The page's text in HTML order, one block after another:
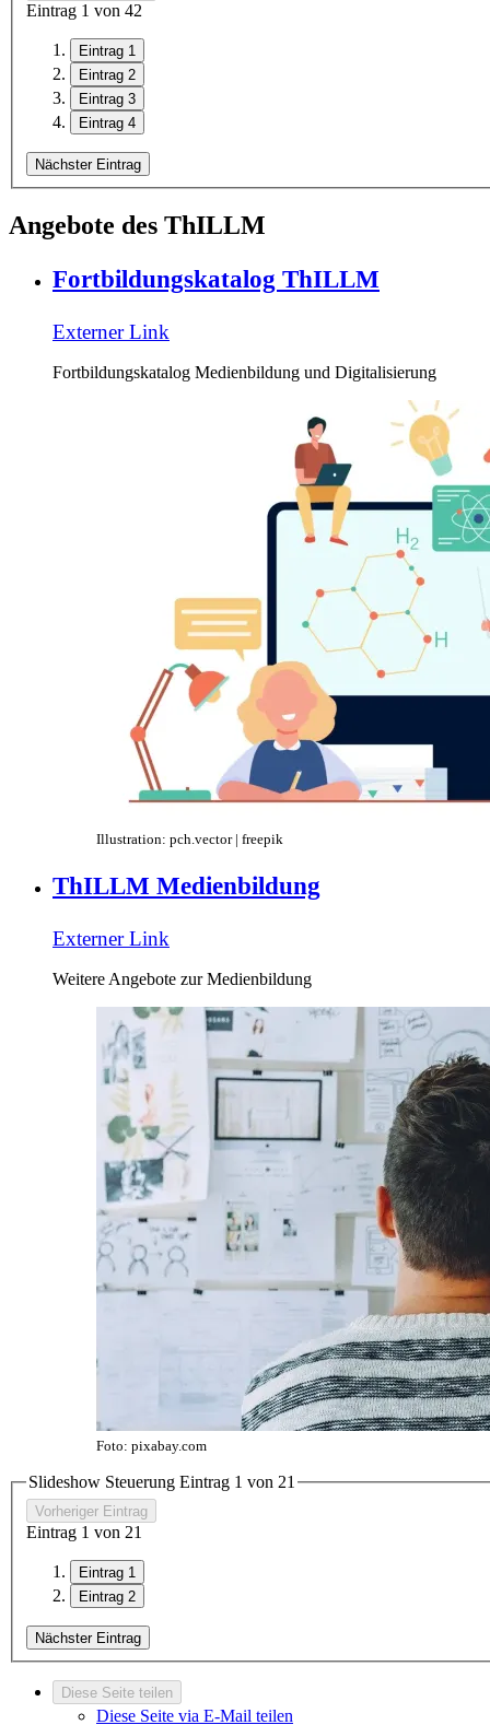
Eintrag 1 von 42
Eintrag 1
Eintrag 2
Eintrag 3
Eintrag 4
Nächster Eintrag
Angebote des ThILLM
Fortbildungskatalog ThILLM
Externer Link
Fortbildungskatalog Medienbildung und Digitalisierung
Illustration: pch.vector | freepik
ThILLM Medienbildung
Externer Link
Weitere Angebote zur Medienbildung
Foto: pixabay.com
Slideshow Steuerung Eintrag 1 von 21
Vorheriger Eintrag
Eintrag 1 von 21
Eintrag 1
Eintrag 2
Nächster Eintrag
Diese Seite teilen
Diese Seite via E-Mail teilen